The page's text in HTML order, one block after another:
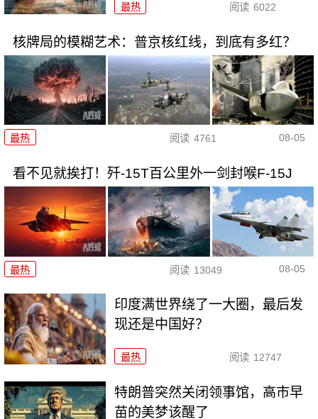
最热 阅读 6022
核牌局的模糊艺术：普京核红线，到底有多红？
最热 阅读 4761 08-05
看不见就挨打！歼-15T百公里外一剑封喉F-15J
最热 阅读 13049 08-05
印度满世界绕了一大圈，最后发
现还是中国好？
最热 阅读 12747
特朗普突然关闭领事馆，高市早
苗的美梦该醒了